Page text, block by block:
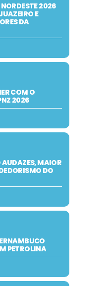
2026
E
DA
COM O
2026
AUDAZES, MAIOR
DO
PETROLINA